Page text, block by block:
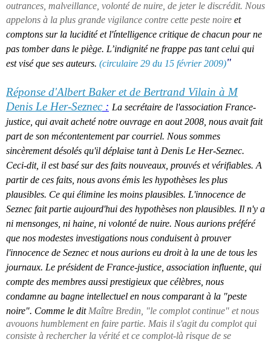
outrances, malveillance, volonté de nuire, de jeter le discrédit. Nous
appelons à la plus grande vigilance contre cette peste noire et
comptons sur la lucidité et l'íntelligence critique de chacun pour ne
pas tomber dans le piège. L’indignité ne frappe pas tant celui qui
est visé que ses auteurs. (circulaire 29 du 15 février 2009)"
Réponse d'Albert Baker et de Bertrand Vilain à M
Denis Le Her-Seznec : La secrétaire de l'association France-
justice, qui avait acheté notre ouvrage en aout 2008, nous avait fait
part de son mécontentement par courriel. Nous sommes
sincèrement désolés qu'il déplaise tant à Denis Le Her-Seznec.
Ceci-dit, il est basé sur des faits nouveaux, prouvés et vérifiables. A
partir de ces faits, nous avons émis les hypothèses les plus
plausibles. Ce qui élimine les moins plausibles. L'innocence de
Seznec fait partie aujourd'hui des hypothèses non plausibles. Il n'y a
ni mensonges, ni haine, ni volonté de nuire. Nous aurions préféré
que nos modestes investigations nous conduisent à prouver
l'innocence de Seznec et nous aurions eu droit à la une de tous les
journaux. Le président de France-justice, association influente, qui
compte des membres aussi prestigieux que célèbres, nous
condamne au bagne intellectuel en nous comparant à la "peste
noire". Comme le dit Maître Bredin, "le complot continue" et nous
avouons humblement en faire partie. Mais il s'agit du complot qui
consiste à rechercher la vérité et ce complot-là risque de se